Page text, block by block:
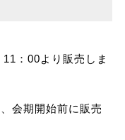
：00より販売しま
会期開始前に販売